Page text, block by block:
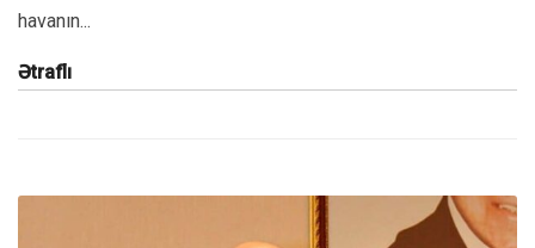
havanın...
Ətraflı